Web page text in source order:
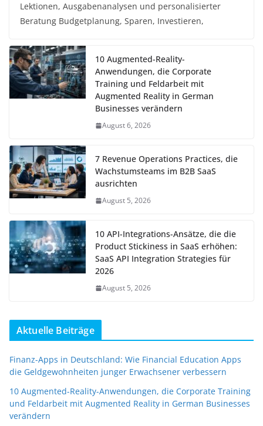
Lektionen, Ausgabenanalysen und personalisierter
Beratung Budgetplanung, Sparen, Investieren,
10 Augmented-Reality-
Anwendungen, die Corporate
Training und Feldarbeit mit
Augmented Reality in German
Businesses verändern
August 6, 2026
7 Revenue Operations Practices, die
Wachstumsteams im B2B SaaS
ausrichten
August 5, 2026
10 API-Integrations-Ansätze, die die
Product Stickiness in SaaS erhöhen:
SaaS API Integration Strategies für
2026
August 5, 2026
Aktuelle Beiträge
Finanz-Apps in Deutschland: Wie Financial Education Apps
die Geldgewohnheiten junger Erwachsener verbessern
10 Augmented-Reality-Anwendungen, die Corporate Training
und Feldarbeit mit Augmented Reality in German Businesses
verändern